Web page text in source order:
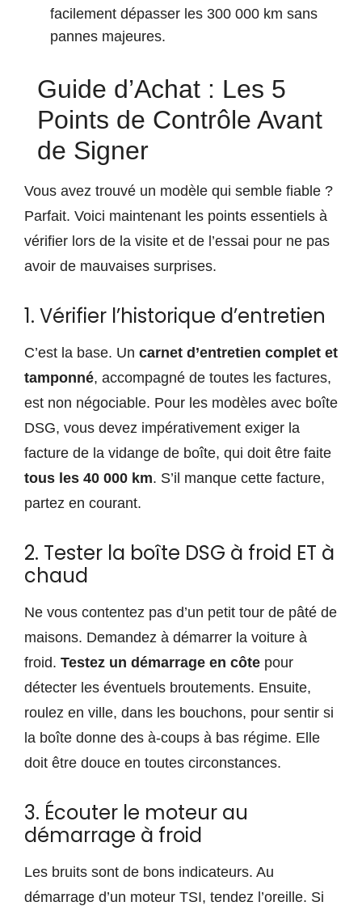
facilement dépasser les 300 000 km sans
pannes majeures.
Guide d’Achat : Les 5
Points de Contrôle Avant
de Signer
Vous avez trouvé un modèle qui semble fiable ?
Parfait. Voici maintenant les points essentiels à
vérifier lors de la visite et de l’essai pour ne pas
avoir de mauvaises surprises.
1. Vérifier l’historique d’entretien
C’est la base. Un carnet d’entretien complet et
tamponné, accompagné de toutes les factures,
est non négociable. Pour les modèles avec boîte
DSG, vous devez impérativement exiger la
facture de la vidange de boîte, qui doit être faite
tous les 40 000 km. S’il manque cette facture,
partez en courant.
2. Tester la boîte DSG à froid ET à
chaud
Ne vous contentez pas d’un petit tour de pâté de
maisons. Demandez à démarrer la voiture à
froid. Testez un démarrage en côte pour
détecter les éventuels broutements. Ensuite,
roulez en ville, dans les bouchons, pour sentir si
la boîte donne des à-coups à bas régime. Elle
doit être douce en toutes circonstances.
3. Écouter le moteur au
démarrage à froid
Les bruits sont de bons indicateurs. Au
démarrage d’un moteur TSI, tendez l’oreille. Si